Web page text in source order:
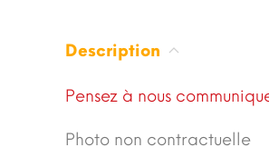
Description
Pensez à nous
Photo non contractuelle